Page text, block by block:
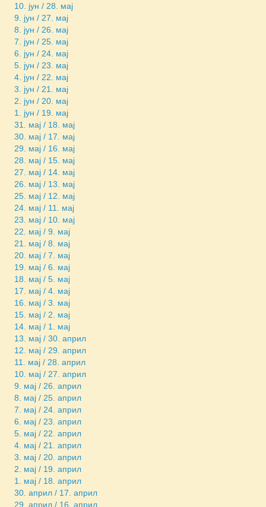
10. јун / 28. мај
9. јун / 27. мај
8. јун / 26. мај
7. јун / 25. мај
6. јун / 24. мај
5. јун / 23. мај
4. јун / 22. мај
3. јун / 21. мај
2. јун / 20. мај
1. јун / 19. мај
31. мај / 18. мај
30. мај / 17. мај
29. мај / 16. мај
28. мај / 15. мај
27. мај / 14. мај
26. мај / 13. мај
25. мај / 12. мај
24. мај / 11. мај
23. мај / 10. мај
22. мај / 9. мај
21. мај / 8. мај
20. мај / 7. мај
19. мај / 6. мај
18. мај / 5. мај
17. мај / 4. мај
16. мај / 3. мај
15. мај / 2. мај
14. мај / 1. мај
13. мај / 30. април
12. мај / 29. април
11. мај / 28. април
10. мај / 27. април
9. мај / 26. април
8. мај / 25. април
7. мај / 24. април
6. мај / 23. април
5. мај / 22. април
4. мај / 21. април
3. мај / 20. април
2. мај / 19. април
1. мај / 18. април
30. април / 17. април
29. април / 16. април